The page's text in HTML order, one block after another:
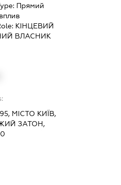
Прямий
КІНЦЕВИЙ
ВЛАСНИК
МІСТО КИЇВ,
ЗАТОН,